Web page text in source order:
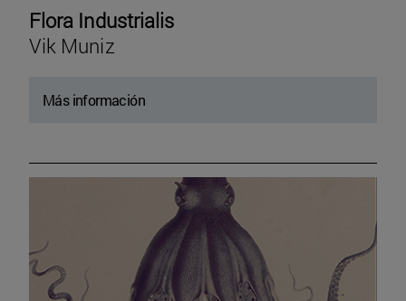
Flora Industrialis
Vik Muniz
Más información